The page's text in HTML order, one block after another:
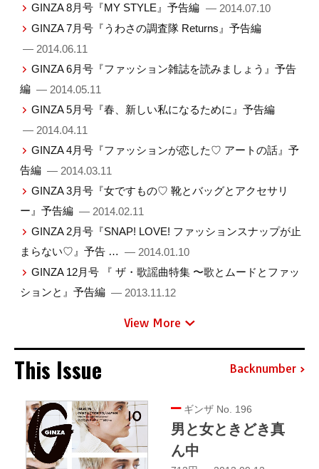
GINZA 8月号『MY STYLE』予告編 — 2014.07.10
GINZA 7月号『うわさの調査隊 Returns』予告編
— 2014.06.11
GINZA 6月号『ファッション雑誌を読みましょう』予告
編 — 2014.05.11
GINZA 5月号『春、新しい私になるために』予告編
— 2014.04.11
GINZA 4月号『ファッションが恋した♡ アートの話』予
告編 — 2014.03.11
GINZA 3月号『女ですもの♡ 靴とバッグとアクセサリ
ー』予告編 — 2014.02.11
GINZA 2月号『SNAP! LOVE! ファッションスナップが止
まらない♡』予告 … — 2014.01.10
GINZA 12月号 『 ザ・歌謡曲特集 〜歌とムードとファッ
ションと』予告編 — 2013.11.12
View More
This Issue Backnumber
ギンザ No. 196
男と女ときどき真
ん中